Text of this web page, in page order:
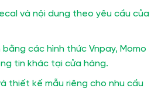
và nội dung theo yêu cầu của
các hình thức Vnpay, Momo
tin khác tại cửa hàng.
thiết kế mẫu riêng cho nhu cầu